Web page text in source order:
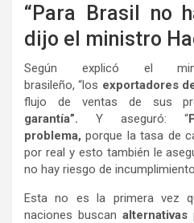
“Para Brasil no
dijo el ministro
Según explicó el
brasileño, “los exportadores
flujo de ventas de sus
garantía”. Y aseguró: “
problema, porque la tasa de
por real y esto también le
no hay riesgo de
Esta no es la primera vez
naciones buscan alternativas